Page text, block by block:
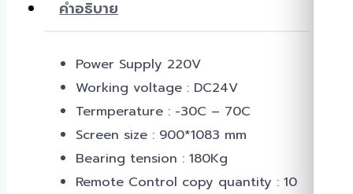
คำอธิบาย
Power Supply 220V
Working voltage : DC24V
Termperature : -30C – 70C
Screen size : 900*1083 mm
Bearing tension : 180Kg
Remote Control copy quantity : 10